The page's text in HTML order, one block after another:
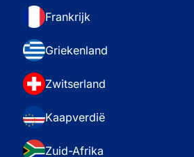
Frankrijk
Griekenland
Zwitserland
Kaapverdië
Zuid-Afrika